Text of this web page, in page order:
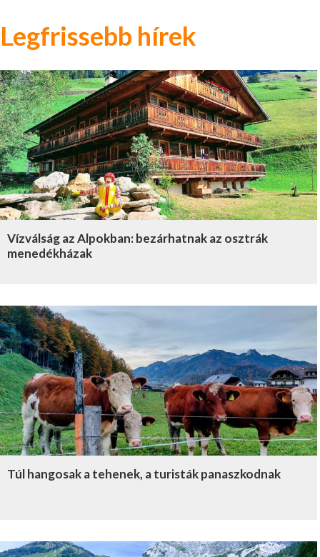
Legfrissebb hírek
Vízválság az Alpokban: bezárhatnak az osztrák
menedékházak
Túl hangosak a tehenek, a turisták panaszkodnak